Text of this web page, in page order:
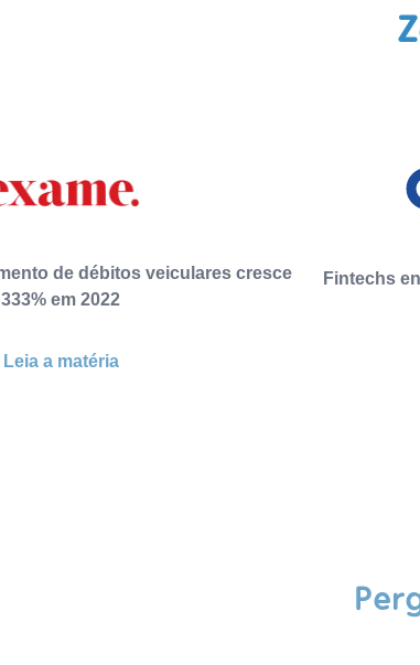
de débitos veiculares cresce
333% em 2022
Leia a matéria
Fintechs